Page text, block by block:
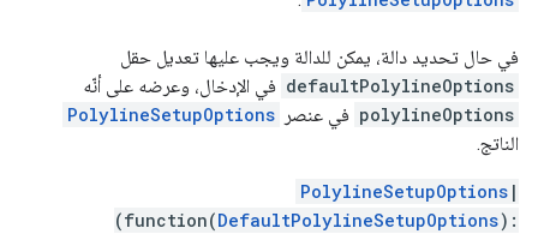
في حال تحديد دالة، يمكن للدالة ويجب عليها تعديل حقل
defaultPolylineOptions في الإدخال، وعرضه على أنّه
polylineOptions في عنصر PolylineSetupOptions
الناتج.
PolylineSetupOptions |
(function(DefaultPolylineSetupOptions):